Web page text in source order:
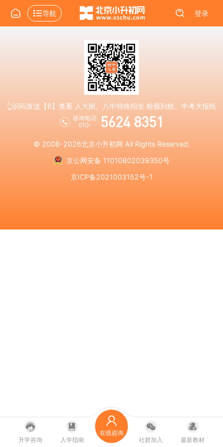
导航 登录
👆识码发送【6】查看 人大附、八中特殊招生 校额到校、中考大报纸
咨询电话:
010-
5624 8351
© 2008-2026北京小升初网 All Rights Reserved.
京公网安备 11010802039350号
京ICP备2021003152号-1
升学咨询 入学指南
在线咨询
社群加入
最新教材